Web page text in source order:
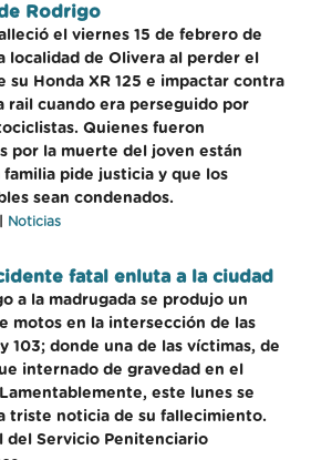
Rodrigo
el viernes 15 de febrero de
localidad de Olivera al perder el
su Honda XR 125 e impactar contra
rail cuando era perseguido por
Quienes fueron
por la muerte del joven están
familia pide justicia y que los
sean condenados.
Noticias
fatal enluta a la ciudad
a la madrugada se produjo un
motos en la intersección de las
103; donde una de las víctimas, de
internado de gravedad en el
este lunes se
triste noticia de su fallecimiento.
del Servicio Penitenciario